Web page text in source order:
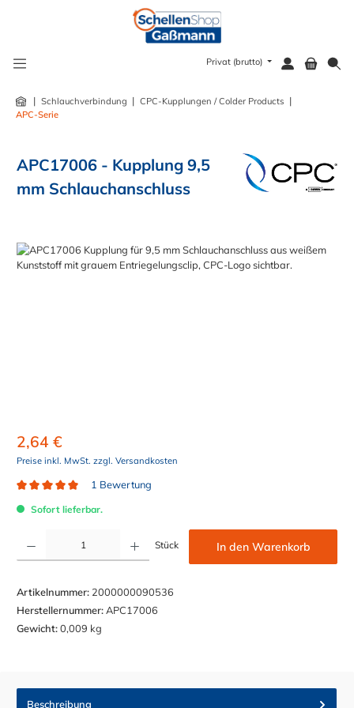
Privat (brutto)
| Schlauchverbindung | CPC-Kupplungen / Colder Products |
APC-Serie
APC17006 - Kupplung 9,5
mm Schlauchanschluss
Bildergalerie überspringen
2,64 €
Preise inkl. MwSt. zzgl. Versandkosten
1 Bewertung
Sofort lieferbar.
Produkt Anzahl: Gib den gewünschten Wert ein oder benutze die Schaltflächen um die Anzahl
Stück In den Warenkorb
Artikelnummer: 2000000090536
Herstellernummer:APC17006
Gewicht:0,009 kg
Beschreibung